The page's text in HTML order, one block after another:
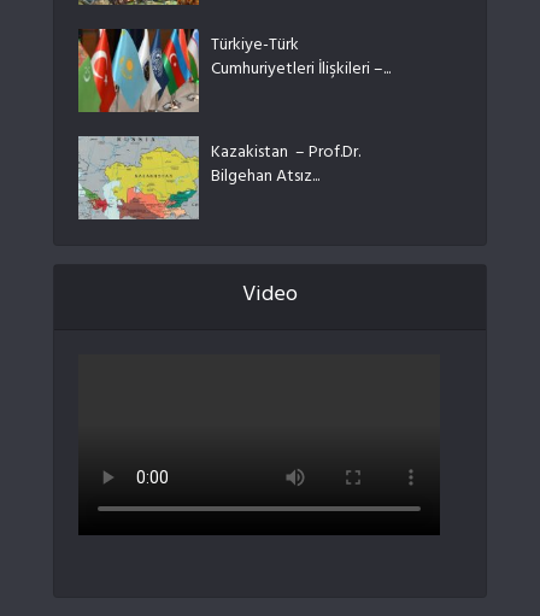
Türkiye-Türk
Cumhuriyetleri İlişkileri –...
Kazakistan – Prof.Dr.
Bilgehan Atsız...
Video